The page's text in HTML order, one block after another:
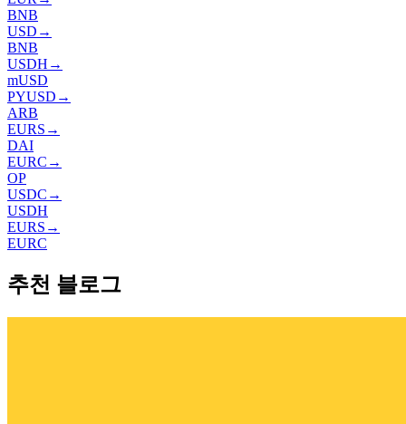
BNB
USD →
BNB
USDH →
mUSD
PYUSD →
ARB
EURS →
DAI
EURC →
OP
USDC →
USDH
EURS →
EURC
추천 블로그